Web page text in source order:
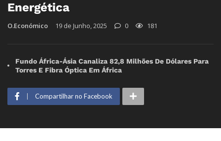
Energética
O.Económico 19 de Junho, 2025 0 181
Fundo África-Ásia Canaliza 82,8 Milhões De Dólares Para
Torres E Fibra Óptica Em África
Compartilhar no Facebook